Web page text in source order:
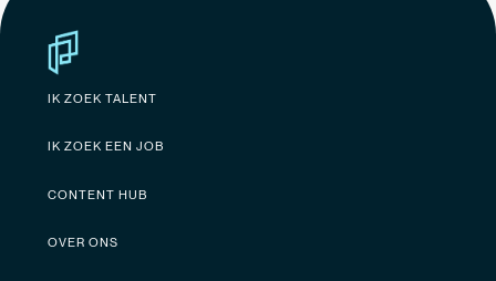
IK ZOEK TALENT
IK ZOEK EEN JOB
CONTENT HUB
OVER ONS